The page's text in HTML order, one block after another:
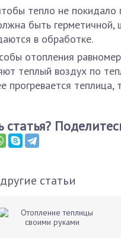
тепло не покидало
быть герметичной,
в обработке.
отопления
теплый воздух по
прогревается теплица,
статья?
статьи